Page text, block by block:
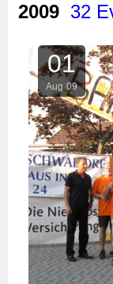
2009 32
01
Aug 09